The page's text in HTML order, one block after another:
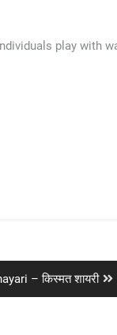
play with
– किस्मत शायरी